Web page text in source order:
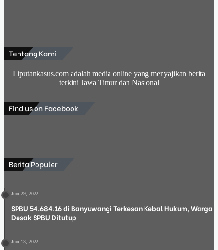
Tentang Kami
Liputankasus.com adalah media online yang menyajikan berita
terkini Jawa Timur dan Nasional
Find us on Facebook
Berita Populer
Juni 29, 2022
SPBU 54.684.16 di Banyuwangi Terkesan Kebal Hukum, Warga
Desak SPBU Ditutup
Juni 13, 2022